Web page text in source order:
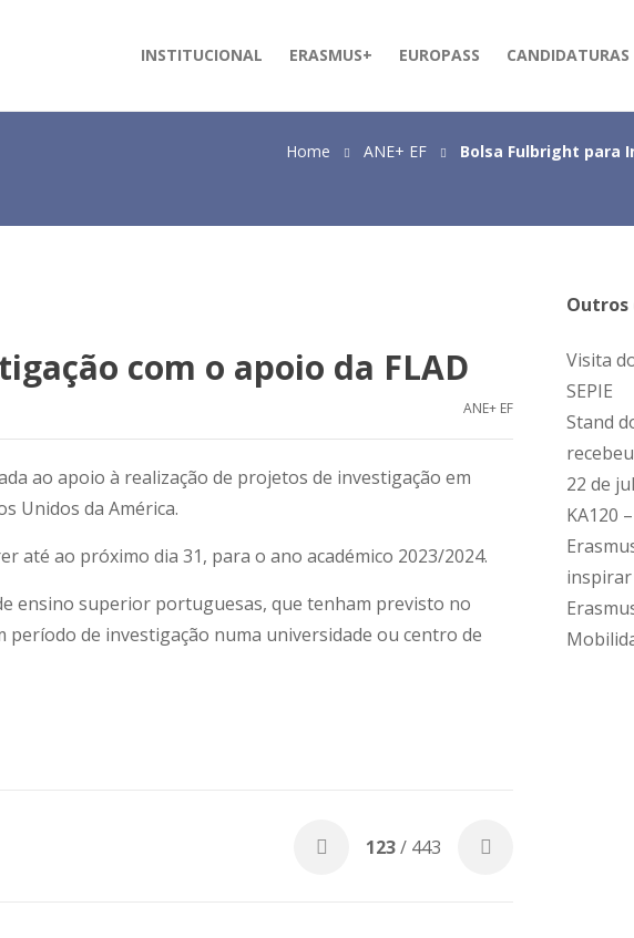
INSTITUCIONAL ERASMUS+ EUROPASS CANDIDATURAS
Home ANE+ EF Bolsa Fulbright para
com o apoio da FLAD
ANE+ EF
ao apoio à realização de projetos de investigação em
Unidos da América.
até ao próximo dia 31, para o ano académico 2023/2024.
ensino superior portuguesas, que tenham previsto no
de investigação numa universidade ou centro de
123/ 443
Outros
Visita
SEPIE
Stand
22 de
KA120
inspirar